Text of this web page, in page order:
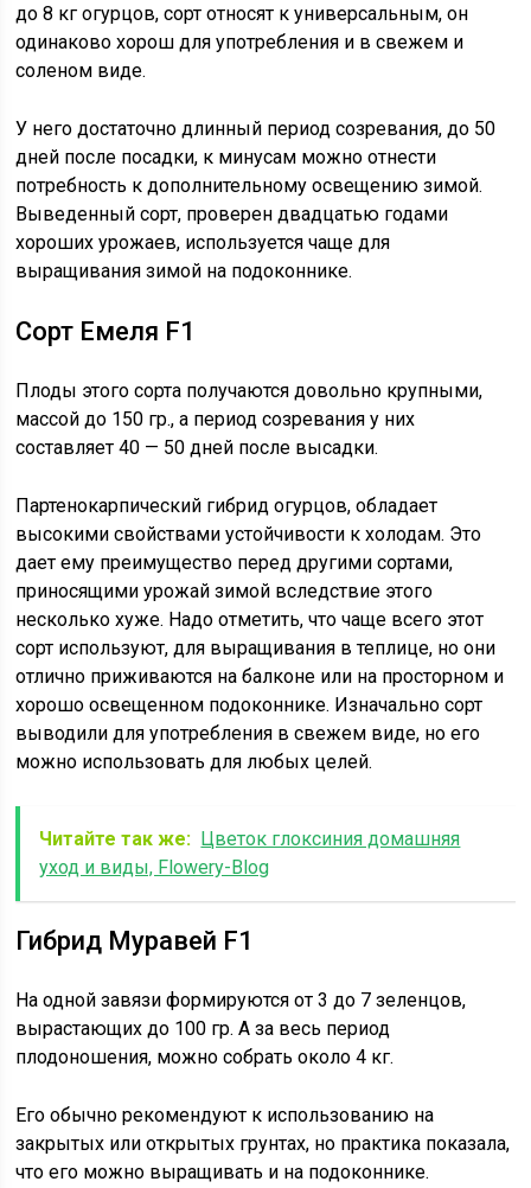
до 8 кг огурцов, сорт относят к универсальным, он
одинаково хорош для употребления и в свежем и
соленом виде.
У него достаточно длинный период созревания, до 50
дней после посадки, к минусам можно отнести
потребность к дополнительному освещению зимой.
Выведенный сорт, проверен двадцатью годами
хороших урожаев, используется чаще для
выращивания зимой на подоконнике.
Сорт Емеля F1
Плоды этого сорта получаются довольно крупными,
массой до 150 гр., а период созревания у них
составляет 40 — 50 дней после высадки.
Партенокарпический гибрид огурцов, обладает
высокими свойствами устойчивости к холодам. Это
дает ему преимущество перед другими сортами,
приносящими урожай зимой вследствие этого
несколько хуже. Надо отметить, что чаще всего этот
сорт используют, для выращивания в теплице, но они
отлично приживаются на балконе или на просторном и
хорошо освещенном подоконнике. Изначально сорт
выводили для употребления в свежем виде, но его
можно использовать для любых целей.
Читайте так же: Цветок глоксиния домашняя
уход и виды, Flowery-Blog
Гибрид Муравей F1
На одной завязи формируются от 3 до 7 зеленцов,
вырастающих до 100 гр. А за весь период
плодоношения, можно собрать около 4 кг.
Его обычно рекомендуют к использованию на
закрытых или открытых грунтах, но практика показала,
что его можно выращивать и на подоконнике.